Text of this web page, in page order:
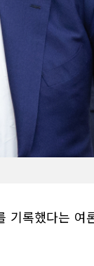
록했다는 여